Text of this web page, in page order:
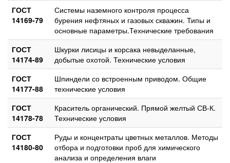
ГОСТ
14169-79
Системы наземного контроля процесса
бурения нефтяных и газовых скважин. Типы и
основные параметры.Технические требования
ГОСТ
14174-89
Шкурки лисицы и корсака невыделанные,
добытые охотой. Технические условия
ГОСТ
14177-88
Шпиндели со встроенным приводом. Общие
технические условия
ГОСТ
14178-78
Краситель органический. Прямой желтый СВ-К.
Технические условия
ГОСТ
14180-80
Руды и концентраты цветных металлов. Методы
отбора и подготовки проб для химического
анализа и определения влаги